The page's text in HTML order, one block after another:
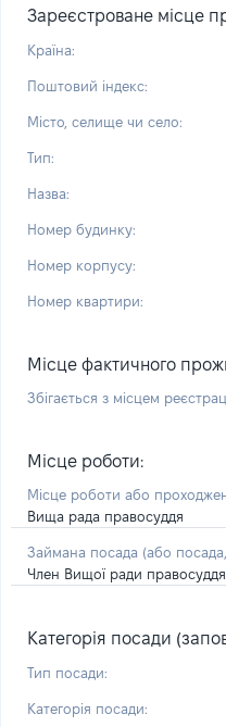
Зареєстроване місце
Країна:
Поштовий індекс:
Місто, селище чи село:
Тип:
Назва:
Номер будинку:
Номер корпусу:
Номер квартири:
Місце фактичного
Збігається з місцем
Місце роботи:
Місце роботи або
Вища рада правосуддя
Займана посада (або
Член Вищої ради
Категорія посади
Тип посади:
Категорія посади: